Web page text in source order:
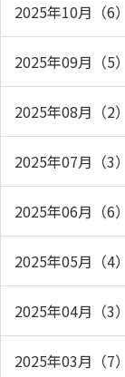
2025年10月（6）
2025年09月（5）
2025年08月（2）
2025年07月（3）
2025年06月（6）
2025年05月（4）
2025年04月（3）
2025年03月（7）